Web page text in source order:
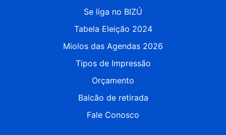
Se liga no BIZÚ
Tabela Eleição 2024
Miolos das Agendas 2026
Tipos de Impressão
Orçamento
Balcão de retirada
Fale Conosco